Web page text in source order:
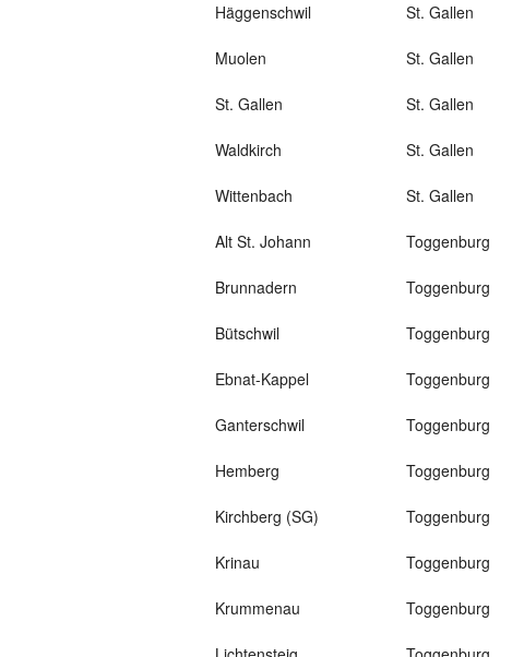
Häggenschwil St. Gallen
Muolen St. Gallen
St. Gallen St. Gallen
Waldkirch St. Gallen
Wittenbach St. Gallen
Alt St. Johann Toggenburg
Brunnadern Toggenburg
Bütschwil Toggenburg
Ebnat-Kappel Toggenburg
Ganterschwil Toggenburg
Hemberg Toggenburg
Kirchberg (SG) Toggenburg
Krinau Toggenburg
Krummenau Toggenburg